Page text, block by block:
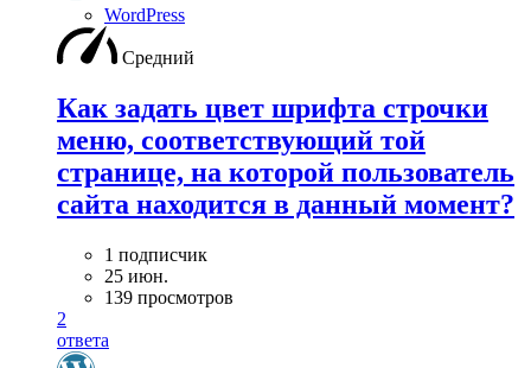
WordPress
Средний
Как задать цвет шрифта строчки
меню, соответствующий той
странице, на которой пользователь
сайта находится в данный момент?
1 подписчик
25 июн.
139 просмотров
2
ответа